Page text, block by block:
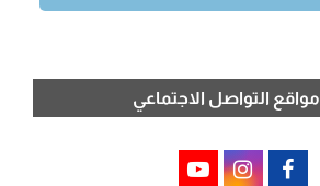
مواقع التواصل الاجتماعي